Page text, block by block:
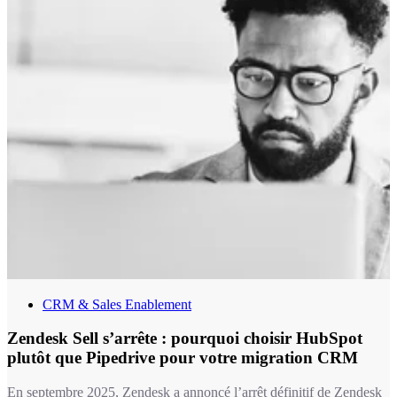
CRM & Sales Enablement
Zendesk Sell s’arrête : pourquoi choisir HubSpot
plutôt que Pipedrive pour votre migration CRM
En septembre 2025, Zendesk a annoncé l’arrêt définitif de Zendesk